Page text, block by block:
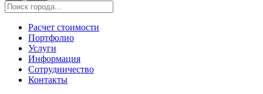
Расчет стоимости
Портфолио
Услуги
Информация
Сотрудничество
Контакты